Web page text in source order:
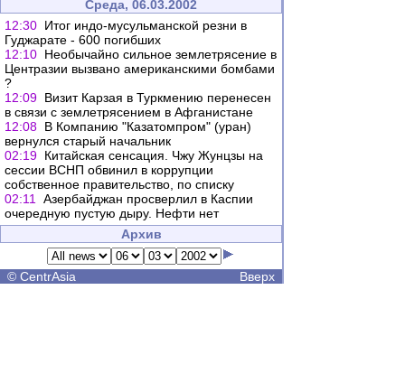
Среда, 06.03.2002
12:30 Итог индо-мусульманской резни в
Гуджарате - 600 погибших
12:10 Необычайно сильное землетрясение в
Центразии вызвано американскими бомбами
?
12:09 Визит Карзая в Туркмению перенесен
в связи с землетрясением в Афганистане
12:08 В Компанию "Казатомпром" (уран)
вернулся старый начальник
02:19 Китайская сенсация. Чжу Жунцзы на
сессии ВСНП обвинил в коррупции
собственное правительство, по списку
02:11
Азербайджан просверлил в Каспии
очередную пустую дыру. Нефти нет
Архив
© CentrAsia Вверх